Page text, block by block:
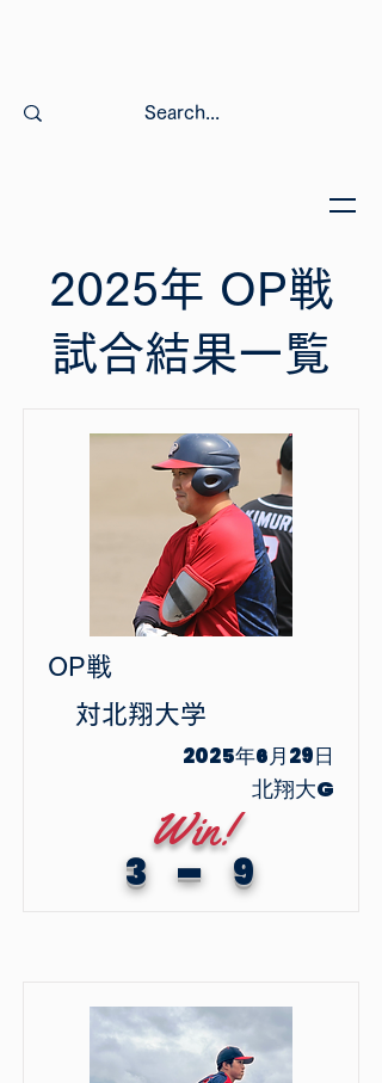
2025年 OP戦
試合結果一覧
OP戦
​対北翔大学
2025年6月29日
北翔大G
3 - 9
Win!